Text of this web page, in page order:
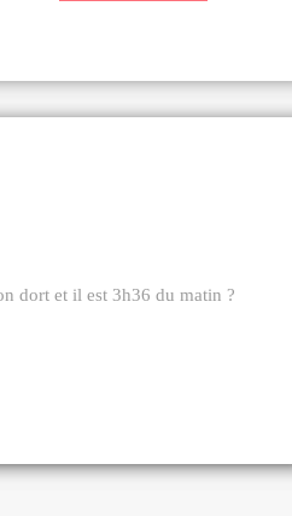
dort et il est 3h36 du matin ?